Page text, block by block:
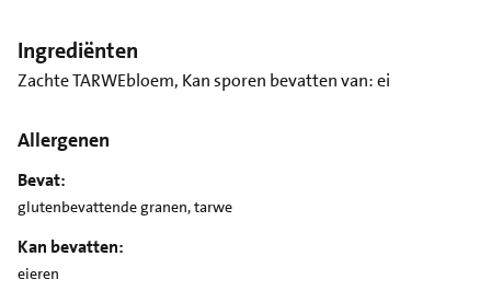
Ingrediënten
Zachte TARWEbloem, Kan sporen bevatten van: ei
Allergenen
Bevat:
glutenbevattende granen, tarwe
Kan bevatten:
eieren